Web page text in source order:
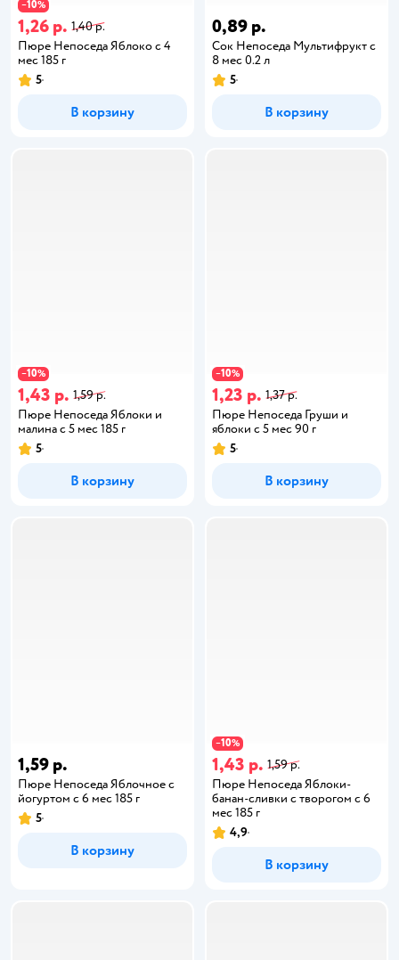
−10%
1,26 р. 1,40 р.
Пюре Непоседа Яблоко с 4
мес 185 г
5
В корзину
0,89 р.
Сок Непоседа Мультифрукт с
8 мес 0.2 л
5
В корзину
−10%
1,43 р. 1,59 р.
Пюре Непоседа Яблоки и
малина с 5 мес 185 г
5
В корзину
−10%
1,23 р. 1,37 р.
Пюре Непоседа Груши и
яблоки с 5 мес 90 г
5
В корзину
1,59 р.
Пюре Непоседа Яблочное с
йогуртом с 6 мес 185 г
5
В корзину
−10%
1,43 р. 1,59 р.
Пюре Непоседа Яблоки-
банан-сливки с творогом с 6
мес 185 г
4,9
В корзину